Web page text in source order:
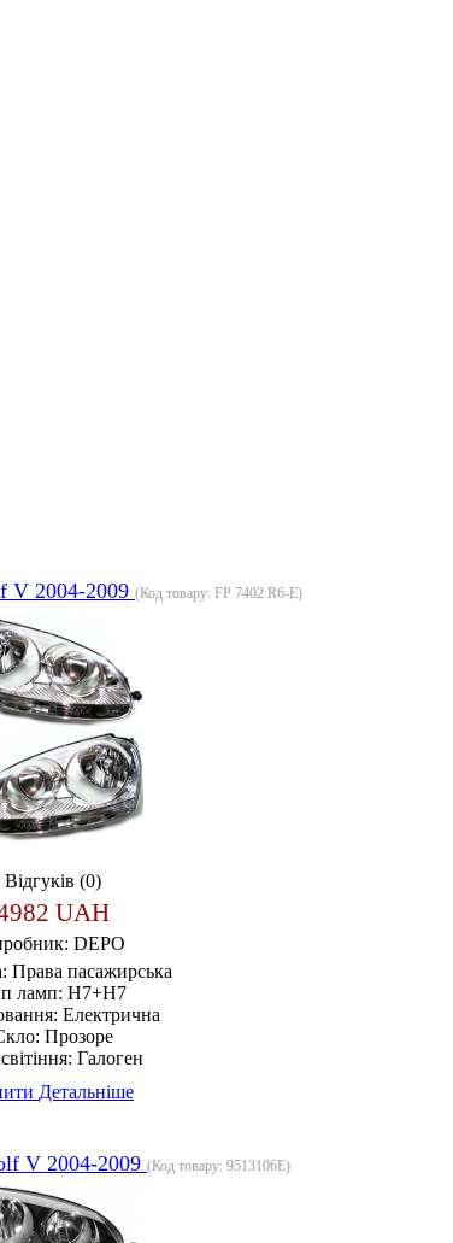
V 2004-2009 (Код товару: FP 7402 R6-E)
Відгуків (0)
UAH
DEPO
Права пасажирська
ламп: H7+H7
Електрична
Прозоре
Галоген
Детальніше
V 2004-2009 (Код товару: 9513106E)